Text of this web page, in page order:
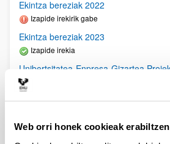
Web orri honek cookieak
Ekintza bereziak 2022
Izapide irekirik gabe
Ekintza bereziak 2023
Izapide irekia
Unibertsitatea-Enpresa-Gizartea
2023/11/16- Behin betiko ebazpena
2023/09/22 Emandako eta ukatutako
Ebazpena argitaratu egin da2023/07/14